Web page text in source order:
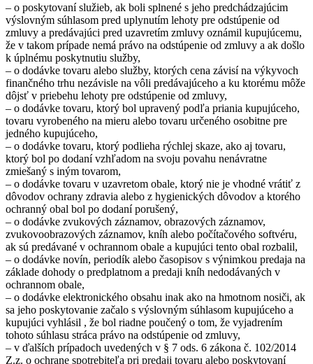
– o poskytovaní služieb, ak boli splnené s jeho predchádzajúcim
výslovným súhlasom pred uplynutím lehoty pre odstúpenie od
zmluvy a predávajúci pred uzavretím zmluvy oznámil kupujúcemu,
že v takom prípade nemá právo na odstúpenie od zmluvy a ak došlo
k úplnému poskytnutiu služby,
– o dodávke tovaru alebo služby, ktorých cena závisí na výkyvoch
finančného trhu nezávisle na vôli predávajúceho a ku ktorému môže
dôjsť v priebehu lehoty pre odstúpenie od zmluvy,
– o dodávke tovaru, ktorý bol upravený podľa priania kupujúceho,
tovaru vyrobeného na mieru alebo tovaru určeného osobitne pre
jedného kupujúceho,
– o dodávke tovaru, ktorý podlieha rýchlej skaze, ako aj tovaru,
ktorý bol po dodaní vzhľadom na svoju povahu nenávratne
zmiešaný s iným tovarom,
– o dodávke tovaru v uzavretom obale, ktorý nie je vhodné vrátiť z
dôvodov ochrany zdravia alebo z hygienických dôvodov a ktorého
ochranný obal bol po dodaní porušený,
– o dodávke zvukových záznamov, obrazových záznamov,
zvukovoobrazových záznamov, kníh alebo počítačového softvéru,
ak sú predávané v ochrannom obale a kupujúci tento obal rozbalil,
– o dodávke novín, periodík alebo časopisov s výnimkou predaja na
základe dohody o predplatnom a predaji kníh nedodávaných v
ochrannom obale,
– o dodávke elektronického obsahu inak ako na hmotnom nosiči, ak
sa jeho poskytovanie začalo s výslovným súhlasom kupujúceho a
kupujúci vyhlásil , že bol riadne poučený o tom, že vyjadrením
tohoto súhlasu stráca právo na odstúpenie od zmluvy,
– v ďalších prípadoch uvedených v § 7 ods. 6 zákona č. 102/2014
Z.z. o ochrane spotrebiteľa pri predaji tovaru alebo poskytovaní